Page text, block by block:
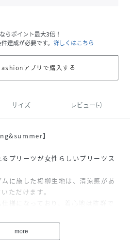
らポイント最大3倍！
達成が必要です。 詳しくはこちら
アプリで購入する
サイズ レビュー(-)
】
プリーツが女性らしいプリーツス
に施した楊柳生地は、清涼感があ
ただけます。
様になっており、着心地は抜群で
more